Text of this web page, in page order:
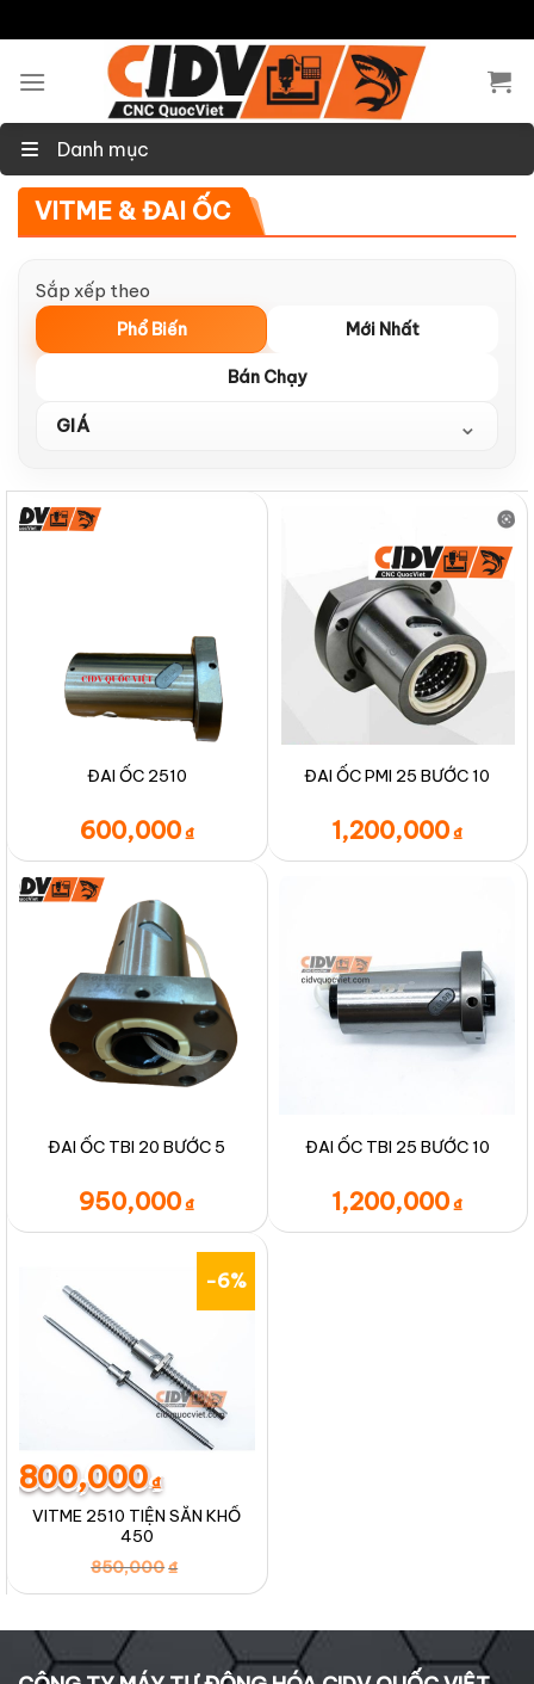
to
content
Danh mục
VITME & ĐAI ỐC
Sắp xếp theo
Phổ Biến Mới Nhất
Bán Chạy
GIÁ ⌄
ĐAI ỐC 2510
600,000 ₫
ĐAI ỐC PMI 25 BƯỚC 10
1,200,000 ₫
ĐAI ỐC TBI 20 BƯỚC 5
950,000 ₫
ĐAI ỐC TBI 25 BƯỚC 10
1,200,000 ₫
-6%
VITME 2510 TIỆN SẴN KHỔ
450
850,000₫
là:
800,000₫
tại
800,000₫.